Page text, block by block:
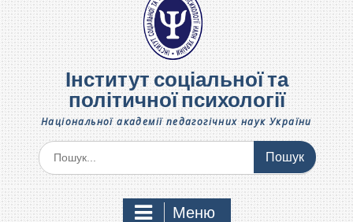
Інститут соціальної та
політичної психології
Національної академії педагогічних наук України
Шукати:
Меню